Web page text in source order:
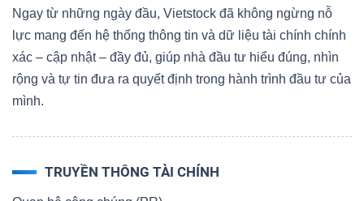
Ngay từ những ngày đầu, Vietstock đã không ngừng nỗ
lực mang đến hệ thống thông tin và dữ liệu tài chính chính
xác – cập nhật – đầy đủ, giúp nhà đầu tư hiểu đúng, nhìn
rộng và tự tin đưa ra quyết định trong hành trình đầu tư của
mình.
TRUYỀN THÔNG TÀI CHÍNH